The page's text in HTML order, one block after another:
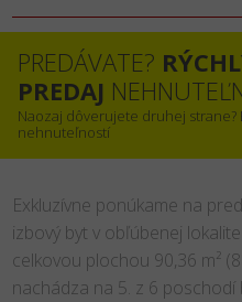
PREDÁVATE?
PREDAJ
Naozaj dôverujete druhej strane?
nehnuteľností
Exkluzívne ponúkame na
izbový byt v obľúbenej
celkovou plochou 90,36 m²
nachádza na 5. z 6